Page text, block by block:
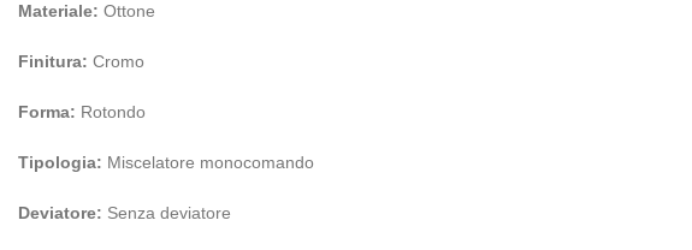
Materiale: Ottone
Finitura: Cromo
Forma: Rotondo
Tipologia: Miscelatore monocomando
Deviatore: Senza deviatore